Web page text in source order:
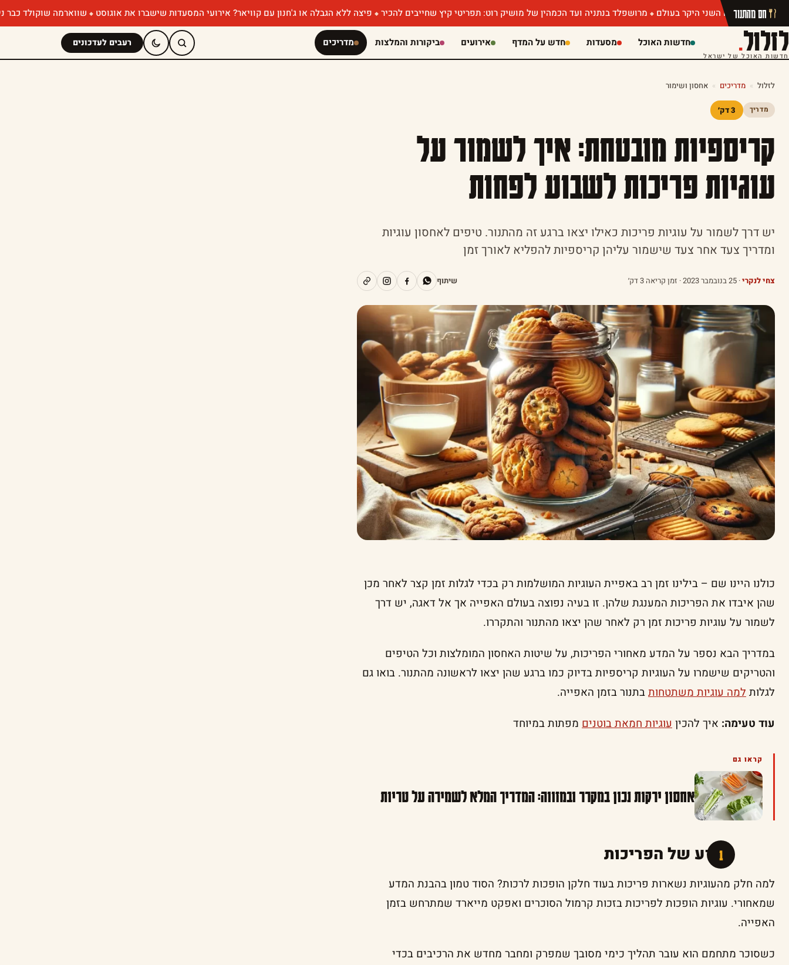
מרושפלד בנתניה ועד הכמהין של מושיק רוט: תפריטי קיץ שחייבים להכיר פיצה ללא הגבלה או ג'חנון עם קוויאר? אירועי המסעדות שישברו את אוגוסט שווארמה שוקולד כבר ניסיתם? חם מהתנור
לזלול.
חדשות האוכל של ישראל
חדשות האוכל מסעדות חדש על המדף אירועים ביקורות והמלצות מדריכים רעבים לעדכונים
לזלול » מדריכים » אחסון ושימור
מדריך 3 דק׳
קריספיות מובטחת: איך לשמור על
עוגיות פריכות לשבוע לפחות
יש דרך לשמור על עוגיות פריכות כאילו יצאו ברגע זה מהתנור. טיפים לאחסון עוגיות
ומדריך צעד אחר צעד שישמור עליהן קריספיות להפליא לאורך זמן
צחי לנקרי· 25 בנובמבר 2023 · זמן קריאה 3 דק׳ שיתוף
כולנו היינו שם – בילינו זמן רב באפיית העוגיות המושלמות רק בכדי לגלות זמן קצר לאחר מכן
שהן איבדו את הפריכות המענגת שלהן. זו בעיה נפוצה בעולם האפייה אך אל דאגה, יש דרך
לשמור על עוגיות פריכות זמן רק לאחר שהן יצאו מהתנור והתקררו.
במדריך הבא נספר על המדע מאחורי הפריכות, על שיטות האחסון המומלצות וכל הטיפים
והטריקים שישמרו על העוגיות קריספיות בדיוק כמו ברגע שהן יצאו לראשונה מהתנור. בואו גם
לגלותלמה עוגיות משתטחותבתנור בזמן האפייה.
עוד טעימה: איך להכיןעוגיות חמאת בוטנים מפתות במיוחד
קראו גם
אחסון ירקות נכון במקרר ובמזווה: המדריך המלא לשמירה על טריות
המדע של הפריכות
למה חלק מהעוגיות נשארות פריכות בעוד חלקן הופכות לרכות? הסוד טמון בהבנת המדע
שמאחורי. עוגיות הופכות לפריכות בזכות קרמול הסוכרים ואפקט מייארד שמתרחש בזמן
האפייה.
כשסוכר מתחמם הוא עובר תהליך כימי מסובך שמפרק ומחבר מחדש את הרכיבים בכדי